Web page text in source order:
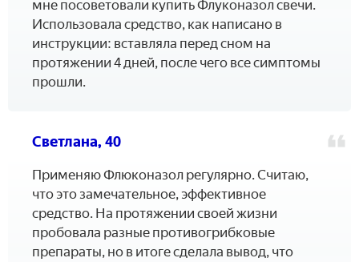
мне посоветовали купить Флуконазол свечи.
Использовала средство, как написано в
инструкции: вставляла перед сном на
протяжении 4 дней, после чего все симптомы
прошли.
Светлана, 40
Применяю Флюконазол регулярно. Считаю,
что это замечательное, эффективное
средство. На протяжении своей жизни
пробовала разные противогрибковые
препараты, но в итоге сделала вывод, что